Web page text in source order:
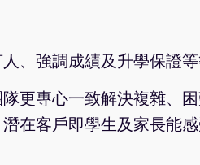
、強調成績及升學保證等
更專心一致解決複雜、
在客戶即學生及家長能